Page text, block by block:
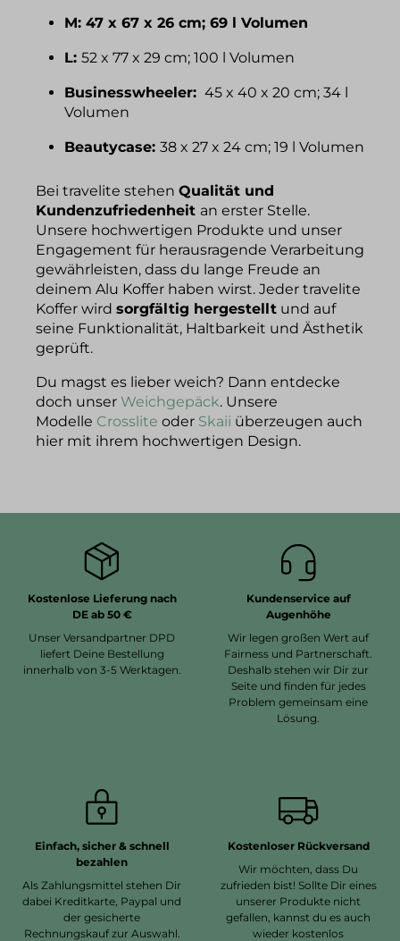
M: 47 x 67 x 26 cm; 69 l Volumen
L: 52 x 77 x 29 cm; 100 l Volumen
Businesswheeler: 45 x 40 x 20 cm; 34 l
Volumen
Beautycase: 38 x 27 x 24 cm; 19 l Volumen
Bei travelite stehen Qualität und
Kundenzufriedenheit an erster Stelle.
Unsere hochwertigen Produkte und unser
Engagement für herausragende Verarbeitung
gewährleisten, dass du lange Freude an
deinem Alu Koffer haben wirst. Jeder travelite
Koffer wird sorgfältig hergestellt und auf
seine Funktionalität, Haltbarkeit und Ästhetik
geprüft.
Du magst es lieber weich? Dann entdecke
doch unser Weichgepäck. Unsere
Modelle Crosslite oder Skaii überzeugen auch
hier mit ihrem hochwertigen Design.
Kostenlose Lieferung nach
DE ab 50 €
Unser Versandpartner DPD
liefert Deine Bestellung
innerhalb von 3-5 Werktagen.
Kundenservice auf
Augenhöhe
Wir legen großen Wert auf
Fairness und Partnerschaft.
Deshalb stehen wir Dir zur
Seite und finden für jedes
Problem gemeinsam eine
Lösung.
Einfach, sicher & schnell
bezahlen
Als Zahlungsmittel stehen Dir
dabei Kreditkarte, Paypal und
der gesicherte
Rechnungskauf zur Auswahl.
Kostenloser Rückversand
Wir möchten, dass Du
zufrieden bist! Sollte Dir eines
unserer Produkte nicht
gefallen, kannst du es auch
wieder kostenlos